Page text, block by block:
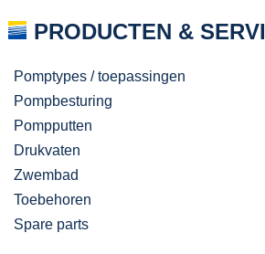
PRODUCTEN &
Pomptypes / toepassingen
Pompbesturing
Pompputten
Drukvaten
Zwembad
Toebehoren
Spare parts